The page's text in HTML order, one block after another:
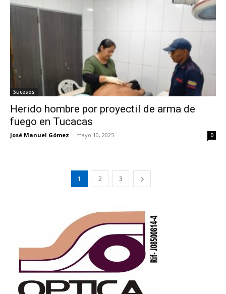
Sucesos
Herido hombre por proyectil de arma de
fuego en Tucacas
José Manuel Gómez - mayo 10, 2025 0
1 2 3